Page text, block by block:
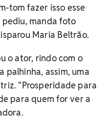
tom fazer isso esse
manda foto
Maria Beltrão.
o ator, rindo com o
palhinha, assim, uma
"Prosperidade para
para quem for ver a